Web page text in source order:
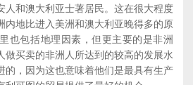
人和澳大利亚士著居民。这在很大程度
内地比进入美洲和澳大利亚晚得多的原
也包括地理因素，但更主要的是非洲
做买卖的非洲人所达到的较高的发展水
的，因为这也意味着他们是最具有生产